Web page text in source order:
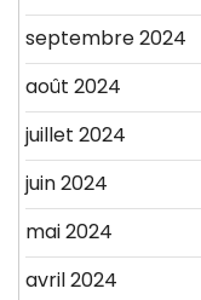
septembre 2024
août 2024
juillet 2024
juin 2024
mai 2024
avril 2024